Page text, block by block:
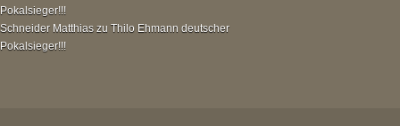
Pokalsieger!!!
Schneider Matthias zu Thilo Ehmann deutscher
Pokalsieger!!!